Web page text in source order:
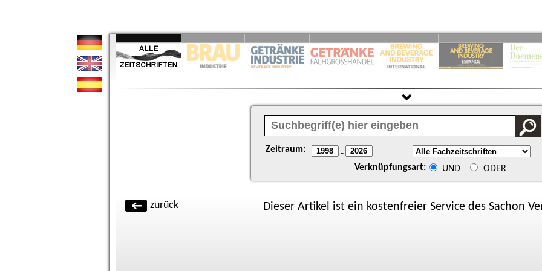
Zeitraum: -
Verknüpfungsart: UND ODER
zurück Dieser Artikel ist ein kostenfreier Service des Sachon